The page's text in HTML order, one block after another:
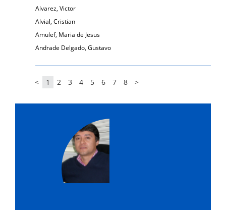
Alvarez, Victor
Alvial, Cristian
Amulef, Maria de Jesus
Andrade Delgado, Gustavo
< 1 2 3 4 5 6 7 8 >